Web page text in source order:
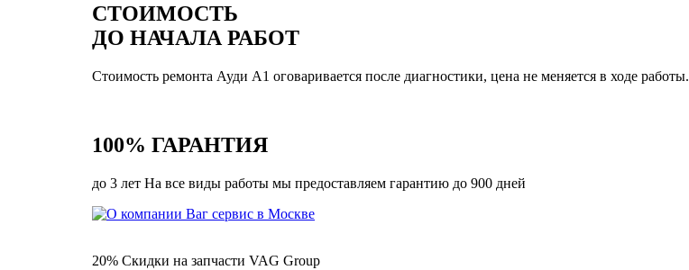
СТОИМОСТЬ
ДО НАЧАЛА РАБОТ
Стоимость ремонта Ауди А1 оговаривается после диагностики, цена не меняется в ходе работы.
100% ГАРАНТИЯ
до 3 лет На все виды работы мы предоставляем гарантию до 900 дней
20% Скидки на запчасти VAG Group